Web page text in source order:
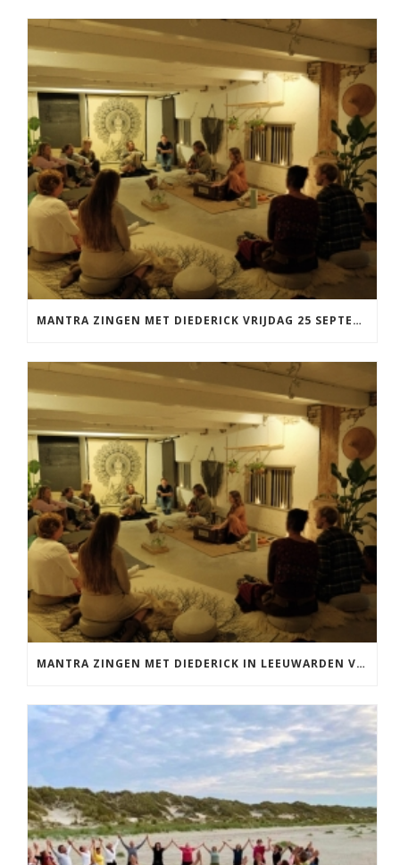
MANTRA ZINGEN MET DIEDERICK VRIJDAG 25 SEPTEMBER EN 20 NOVEMBER
MANTRA ZINGEN MET DIEDERICK IN LEEUWARDEN VRIJDAG 12 JUNI KIRTAN